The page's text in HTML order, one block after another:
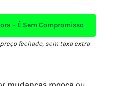
– É Sem Compromisso
fechado, sem taxa extra